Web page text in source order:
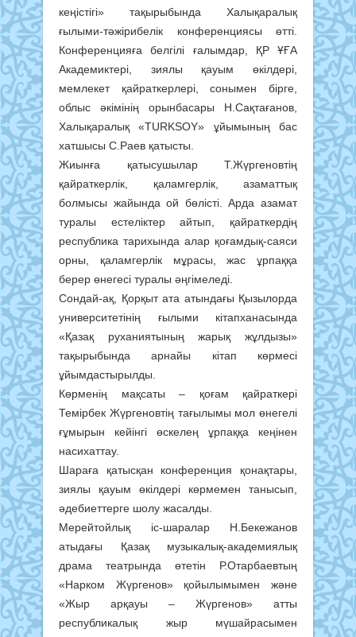
кеңістігі» тақырыбында Халықаралық
ғылыми-тәжірибелік конференциясы өтті.
Конференцияға белгілі ғалымдар, ҚР ҰҒА
Академиктері, зиялы қауым өкілдері,
мемлекет қайраткерлері, сонымен бірге,
облыс әкімінің орынбасары Н.Сақтағанов,
Халықаралық «TURKSOY» ұйымының бас
хатшысы С.Раев қатысты.
Жиынға қатысушылар Т.Жүргеновтің
қайраткерлік, қаламгерлік, азаматтық
болмысы жайында ой бөлісті. Арда азамат
туралы естеліктер айтып, қайраткердің
республика тарихында алар қоғамдық-саяси
орны, қаламгерлік мұрасы, жас ұрпаққа
берер өнегесі туралы әңгімеледі.
Сондай-ақ, Қорқыт ата атындағы Қызылорда
университетінің ғылыми кітапханасында
«Қазақ руханиятының жарық жұлдызы»
тақырыбында арнайы кітап көрмесі
ұйымдастырылды.
Көрменің мақсаты – қоғам қайраткері
Темірбек Жүргеновтің тағылымы мол өнегелі
ғұмырын кейінгі өскелең ұрпаққа кеңінен
насихаттау.
Шараға қатысқан конференция қонақтары,
зиялы қауым өкілдері көрмемен танысып,
әдебиеттерге шолу жасалды.
Мерейтойлық іс-шаралар Н.Бекежанов
атыдағы Қазақ музыкалық-академиялық
драма театрында өтетін Р.Отарбаевтың
«Нарком Жүргенов» қойылымымен және
«Жыр арқауы – Жүргенов» атты
республикалық жыр мүшайрасымен